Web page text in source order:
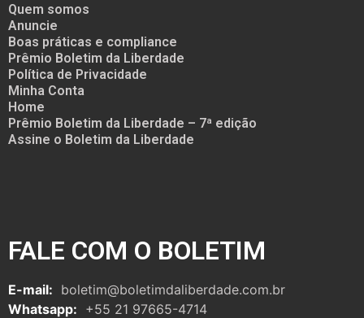
Quem somos
Anuncie
Boas práticas e compliance
Prêmio Boletim da Liberdade
Política de Privacidade
Minha Conta
Home
Prêmio Boletim da Liberdade – 7ª edição
Assine o Boletim da Liberdade
FALE COM O BOLETIM
E-mail: boletim@boletimdaliberdade.com.br
Whatsapp: +55 21 97665-4714